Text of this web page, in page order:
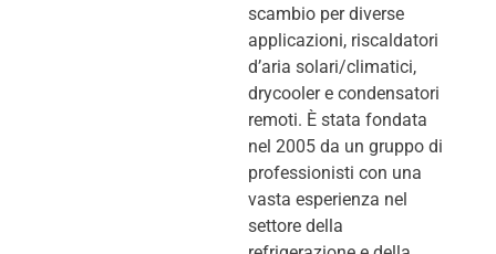
scambio per diverse
applicazioni, riscaldatori
d’aria solari/climatici,
drycooler e condensatori
remoti. È stata fondata
nel 2005 da un gruppo di
professionisti con una
vasta esperienza nel
settore della